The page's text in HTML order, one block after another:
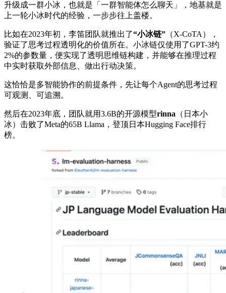
升级成一群小冰，也就是「一群智能体怎么聊天」，地基就是
上一轮小冰时代的经验，一步步往上盖楼。
比如在2023年初，李笛团队就推出了“小冰链” （X-CoTA），
验证了思考过程透明化的价值所在。小冰链仅使用了GPT-3约
2%的参数量，便实现了透明思维链构建，并能够在推理过程
中实时获取外部信息、做出行动决策。
这恰恰是多智能协作的前提条件，先让每个Agent的思考过程
可观测、可追溯。
然后在2023年底，团队就用3.6B的开源模型rinna （日本小
冰）击败了Meta的65B Llama，登顶日本Hugging Face排行
榜。